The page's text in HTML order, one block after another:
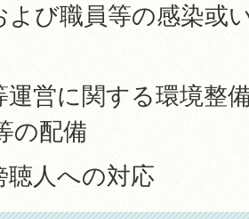
よび職員等の感染或
運営に関する環境整
の配備
聴人への対応